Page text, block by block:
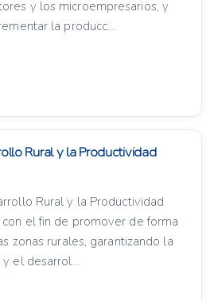
y los microempresarios, y
la producc...
Rural y la Productividad
Rural y la Productividad
el fin de promover de forma
zonas rurales, garantizando la
el desarrol...